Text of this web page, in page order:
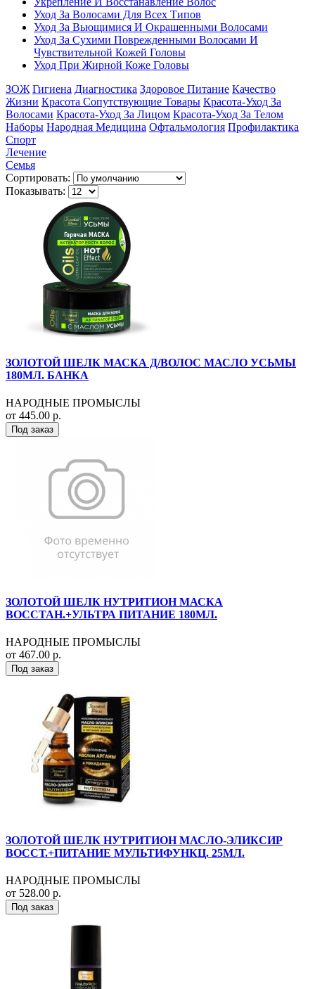
Уход За Волосами Для Всех Типов
Уход За Вьющимися И Окрашенными Волосами
Уход За Сухими Поврежденными Волосами И
Чувствительной Кожей Головы
Уход При Жирной Коже Головы
ЗОЖ Гигиена Диагностика Здоровое Питание Качество
Жизни Красота Сопутствующие Товары Красота-Уход За
Волосами Красота-Уход За Лицом Красота-Уход За Телом
Наборы Народная Медицина Офтальмология Профилактика
Спорт
Лечение
Семья
Сортировать:
Показывать:
ЗОЛОТОЙ ШЕЛК МАСКА Д/ВОЛОС МАСЛО УСЬМЫ
180МЛ. БАНКА
НАРОДНЫЕ ПРОМЫСЛЫ
от 445.00 р.
Под заказ
ЗОЛОТОЙ ШЕЛК НУТРИТИОН МАСКА
ВОССТАН.+УЛЬТРА ПИТАНИЕ 180МЛ.
НАРОДНЫЕ ПРОМЫСЛЫ
от 467.00 р.
Под заказ
ЗОЛОТОЙ ШЕЛК НУТРИТИОН МАСЛО-ЭЛИКСИР
ВОССТ.+ПИТАНИЕ МУЛЬТИФУНКЦ. 25МЛ.
НАРОДНЫЕ ПРОМЫСЛЫ
от 528.00 р.
Под заказ